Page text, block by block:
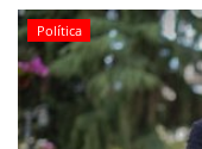
Política